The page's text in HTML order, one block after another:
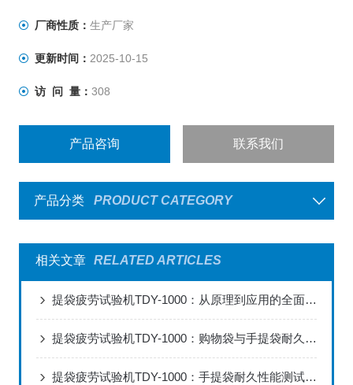
厂商性质： 生产厂家
更新时间： 2025-10-15
访 问 量： 308
产品咨询 联系我们
产品分类 PRODUCT CATEGORY
相关文章 RELATED ARTICLES
提袋疲劳试验机TDY-1000：从原理到应用的全面解读
提袋疲劳试验机TDY-1000：购物袋与手提袋耐久性能检测规范
提袋疲劳试验机TDY-1000：手提袋耐久性能测试的技术解析